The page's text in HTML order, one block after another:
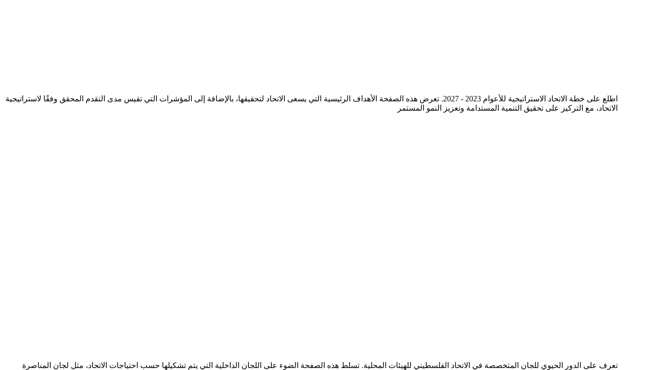
اطلع على خطة الاتحاد الاستراتيجية للأعوام 2023 - 2027. تعرض هذه الصفحة الأهداف الرئيسية التي يسعى الاتحاد لتحقيقها، بالإضافة إلى المؤشرات التي تقيس مدى التقدم المحقق وفقًا لاستراتيجية
الاتحاد، مع التركيز على تحقيق التنمية المستدامة وتعزيز النمو المستمر
تعرف على الدور الحيوي للجان المتخصصة في الاتحاد الفلسطيني للهيئات المحلية. تسلط هذه الصفحة الضوء على اللجان الداخلية التي يتم تشكيلها حسب احتياجات الاتحاد، مثل لجان المناصرة